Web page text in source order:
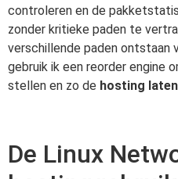
controleren en de
zonder kritieke paden te
verschillende paden ontstaan
gebruik ik een reorder engine
stellen en zo de hosting
De Linux